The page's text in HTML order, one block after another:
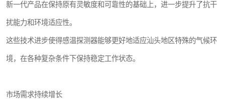
新一代产品在保持原有灵敏度和可靠性的基础上，进一步提升了抗干
扰能力和环境适应性。
这些技术进步使得感温探测器能够更好地适应汕头地区特殊的气候环
境，在各种复杂条件下保持稳定工作状态。
市场需求持续增长